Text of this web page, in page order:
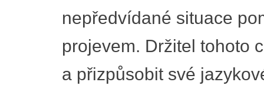
nepředvídané situace
projevem. Držitel tohoto
a přizpůsobit své